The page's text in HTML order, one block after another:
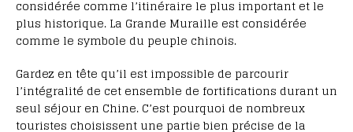
considérée comme l’itinéraire le plus important et le
plus historique. La Grande Muraille est considérée
comme le symbole du peuple chinois.
Gardez en tête qu’il est impossible de parcourir
l’intégralité de cet ensemble de fortifications durant un
seul séjour en Chine. C’est pourquoi de nombreux
touristes choisissent une partie bien précise de la